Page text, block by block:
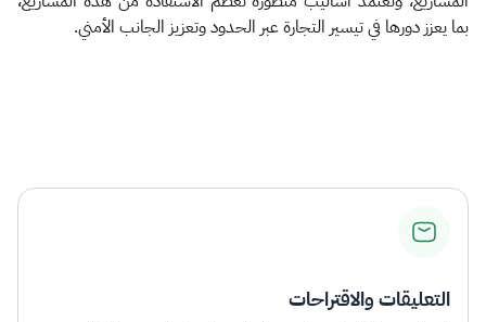
بما يعزز دورها في تيسير التجارة عبر الحدود وتعزيز الجانب الأمني. ​
التعليقات والاقتراحات